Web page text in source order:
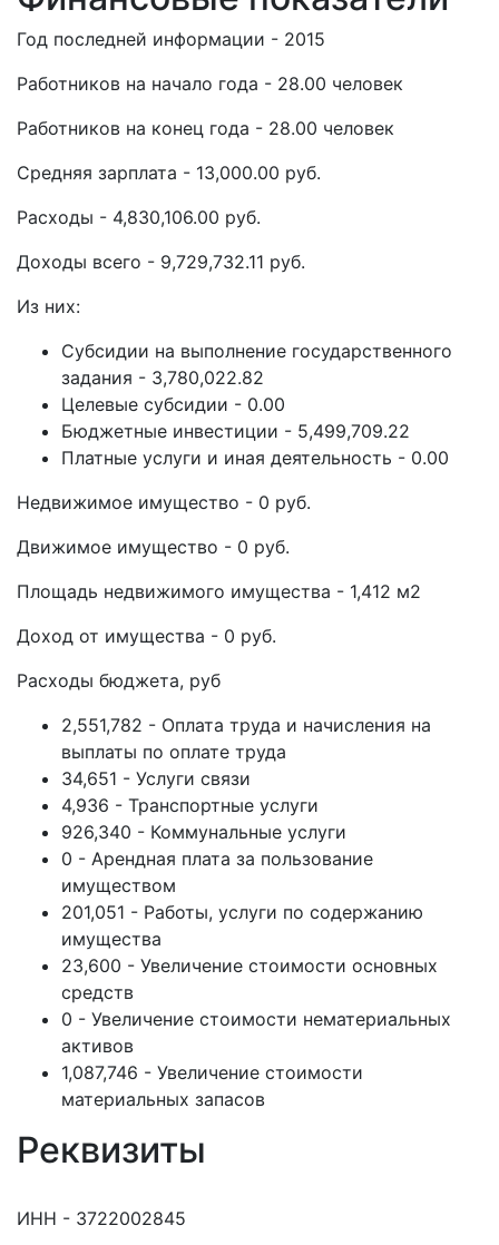
Год последней информации - 2015
Работников на начало года - 28.00 человек
Работников на конец года - 28.00 человек
Средняя зарплата - 13,000.00 руб.
Расходы - 4,830,106.00 руб.
Доходы всего - 9,729,732.11 руб.
Из них:
Субсидии на выполнение государственного
задания - 3,780,022.82
Целевые субсидии - 0.00
Бюджетные инвестиции - 5,499,709.22
Платные услуги и иная деятельность - 0.00
Недвижимое имущество - 0 руб.
Движимое имущество - 0 руб.
Площадь недвижимого имущества - 1,412 м2
Доход от имущества - 0 руб.
Расходы бюджета, руб
2,551,782 - Оплата труда и начисления на
выплаты по оплате труда
34,651 - Услуги связи
4,936 - Транспортные услуги
926,340 - Коммунальные услуги
0 - Арендная плата за пользование
имуществом
201,051 - Работы, услуги по содержанию
имущества
23,600 - Увеличение стоимости основных
средств
0 - Увеличение стоимости нематериальных
активов
1,087,746 - Увеличение стоимости
материальных запасов
Реквизиты
ИНН - 3722002845